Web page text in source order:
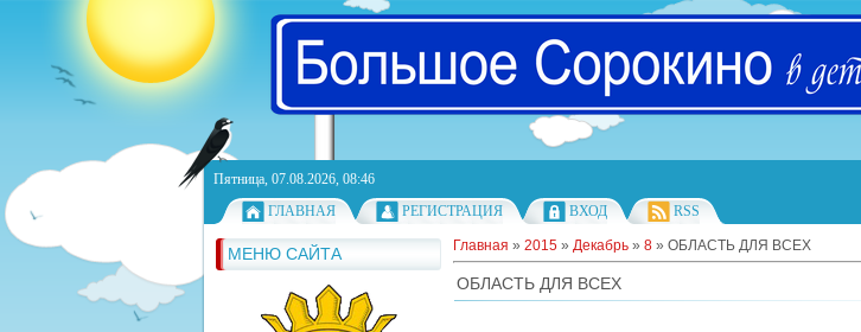
Пятница, 07.08.2026, 08:46
ГЛАВНАЯ
РЕГИСТРАЦИЯ ВХОД RSS
МЕНЮ САЙТА Главная » 2015 » Декабрь » 8 » ОБЛАСТЬ ДЛЯ ВСЕХ
ОБЛАСТЬ ДЛЯ ВСЕХ